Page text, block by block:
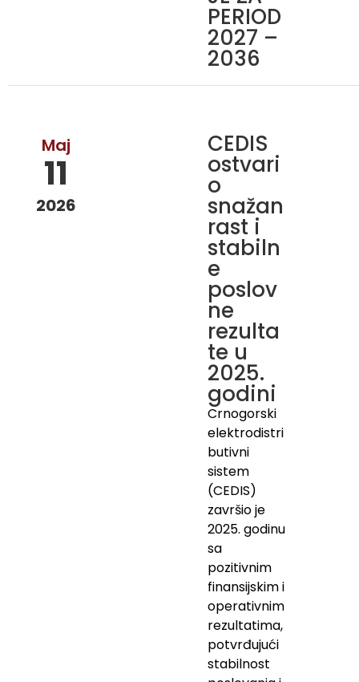
PERIOD
2027 –
2036
Maj
11
2026
CEDIS
ostvari
o
snažan
rast i
stabiln
e
poslov
ne
rezulta
te u
2025.
godini
Crnogorski
elektrodistri
butivni
sistem
(CEDIS)
završio je
2025. godinu
sa
pozitivnim
finansijskim i
operativnim
rezultatima,
potvrđujući
stabilnost